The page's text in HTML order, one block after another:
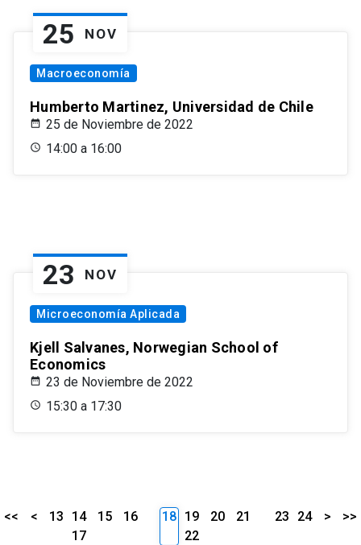
25 NOV
Macroeconomía
Humberto Martinez, Universidad de Chile
25 de Noviembre de 2022
14:00 a 16:00
23 NOV
Microeconomía Aplicada
Kjell Salvanes, Norwegian School of
Economics
23 de Noviembre de 2022
15:30 a 17:30
<< < 13 14 15
16
17
18 19 20
21
22
23 24 > >>